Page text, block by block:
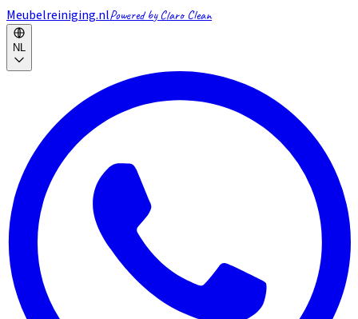
Meubelreiniging.nlPowered by Claro Clean
NL